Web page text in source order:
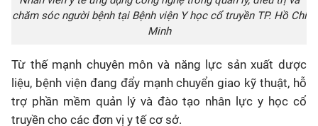
chăm sóc người bệnh tại Bệnh viện Y học cổ truyền TP. Hồ Chí
Minh
Từ thế mạnh chuyên môn và năng lực sản xuất dược
liệu, bệnh viện đang đẩy mạnh chuyển giao kỹ thuật, hỗ
trợ phần mềm quản lý và đào tạo nhân lực y học cổ
truyền cho các đơn vị y tế cơ sở.